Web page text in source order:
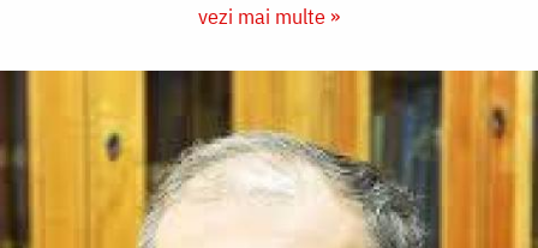
vezi mai multe »